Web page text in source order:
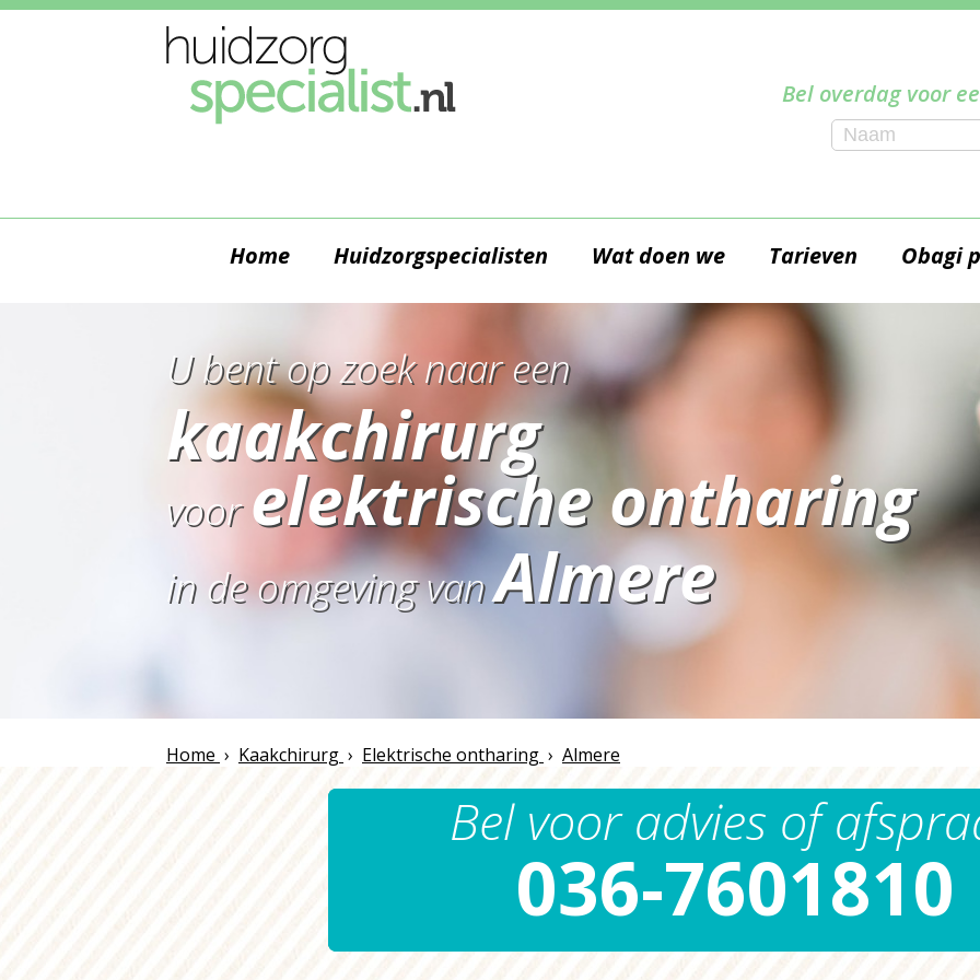
Bel overdag voor
Home Huidzorgspecialisten Wat doen we Tarieven Obagi
U bent op zoek naar een
kaakchirurg
voorelektrische ontharing
in de omgeving vanAlmere
Home › Kaakchirurg › Elektrische ontharing › Almere
Bel voor advies of
036-7601810